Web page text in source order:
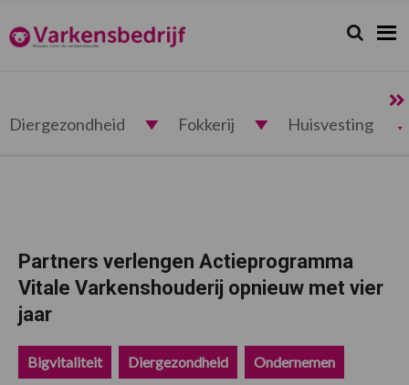
de
hoofdnavigatie
de
hoofd
de
eerste
de
voettekst
Varkensbedrijf.nl Zoeken...
Zoek
Diergezondheid Fokkerij Huisvesting
Partners verlengen Actieprogramma
Vitale Varkenshouderij opnieuw met vier
jaar
Bigvitaliteit Diergezondheid Ondernemen